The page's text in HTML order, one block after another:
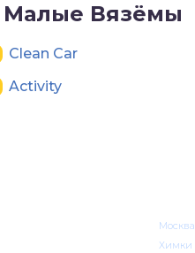
Малые Вязёмы
Clean Car
Activity
Москва
Химки